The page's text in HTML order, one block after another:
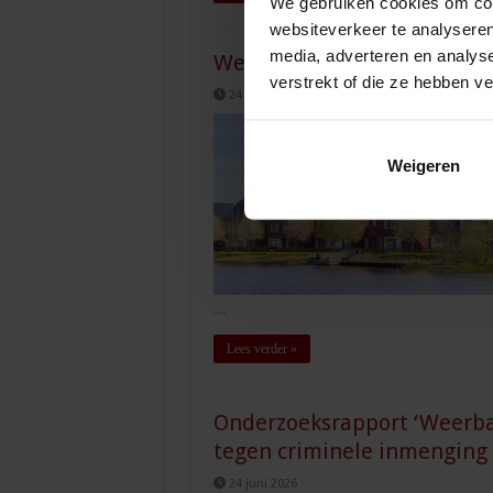
websiteverkeer te
media, adverteren en
verstrekt of die ze hebben
Weigeren
Wet Versterking regie
24 juni 2026
…
Lees verder »
Onderzoeksrapport
tegen criminele inmenging
24 juni 2026